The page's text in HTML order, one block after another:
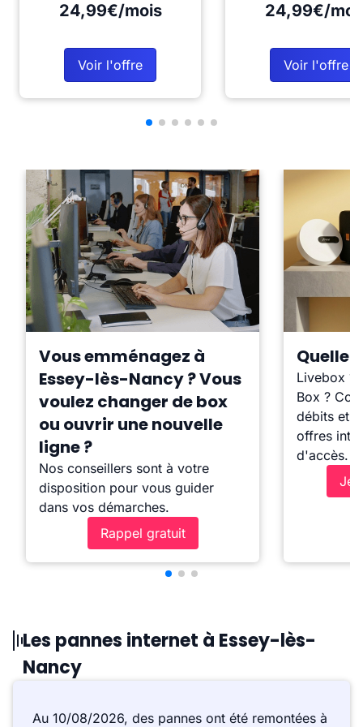
24,99€/mois
Voir l'offre
24,99€/
Voir l'offre
Vous emménagez à
Essey-lès-Nancy ? Vous
voulez changer de box
ou ouvrir une nouvelle
ligne ?
Nos conseillers sont à votre
disposition pour vous guider
dans vos démarches.
Rappel gratuit
Quelle
Livebox ?
Box ?
débits et
offres
d'accès.
Je
Les pannes internet à Essey-lès-
Nancy
Au 10/08/2026, des pannes ont été remontées à